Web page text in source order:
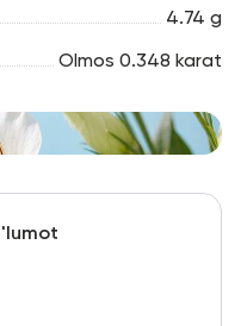
4.74 g
Olmos 0.348 karat